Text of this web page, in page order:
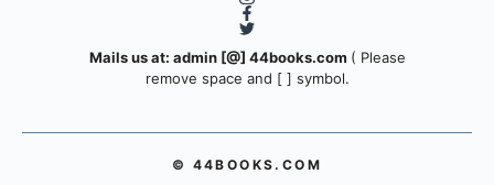
Mails us at: admin [@] 44books.com ( Please
remove space and [ ] symbol.
© 44BOOKS.COM